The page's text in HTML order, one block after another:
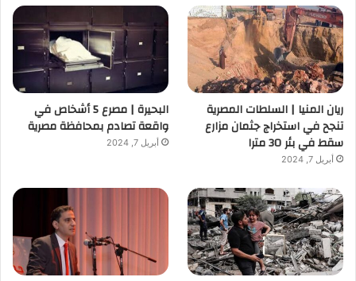
ريان المنيا | السلطات المصرية
تنجح في استخراج جثمان مزارع
سقط في بئر 30 مترا
أبريل 7, 2024
البحيرة | مصرع 5 أشخاص في
واقعة تصادم بمحافظة مصرية
أبريل 7, 2024